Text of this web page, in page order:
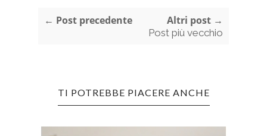
← Post precedente Altri post →
Post più vecchio
TI POTREBBE PIACERE ANCHE